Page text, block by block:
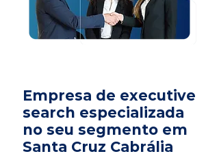
Empresa de executive
search especializada
no seu segmento em
Santa Cruz Cabrália